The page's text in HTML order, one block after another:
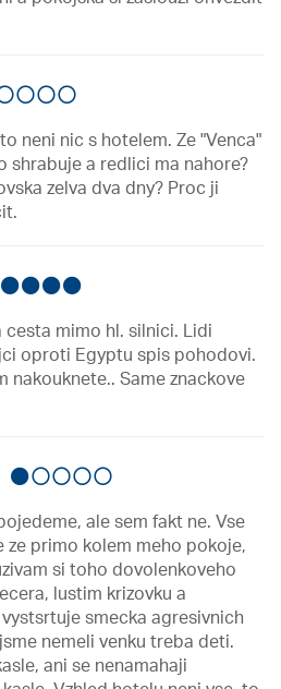
neni nic s hotelem. Ze "Venca"
shrabuje a redlici ma nahore?
zelva dva dny? Proc ji
cesta mimo hl. silnici. Lidi
oproti Egyptu spis pohodovi.
nakouknete.. Same znackove
ale sem fakt ne. Vse
primo kolem meho pokoje,
si toho dovolenkoveho
lustim krizovku a
smecka agresivnich
nemeli venku treba deti.
ani se nenamahaji